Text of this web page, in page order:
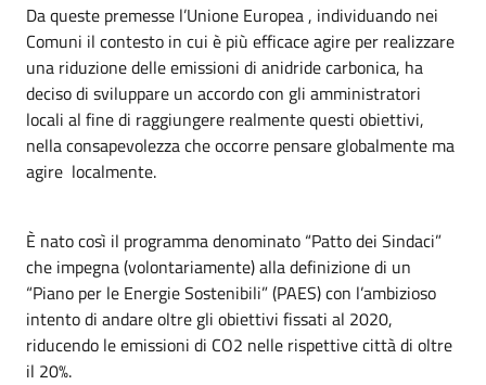
Da queste premesse l’Unione Europea , individuando nei
Comuni il contesto in cui è più efficace agire per realizzare
una riduzione delle emissioni di anidride carbonica, ha
deciso di sviluppare un accordo con gli amministratori
locali al fine di raggiungere realmente questi obiettivi,
nella consapevolezza che occorre pensare globalmente ma
agire localmente.
È nato così il programma denominato “Patto dei Sindaci”
che impegna (volontariamente) alla definizione di un
“Piano per le Energie Sostenibili” (PAES) con l’ambizioso
intento di andare oltre gli obiettivi fissati al 2020,
riducendo le emissioni di CO2 nelle rispettive città di oltre
il 20%.